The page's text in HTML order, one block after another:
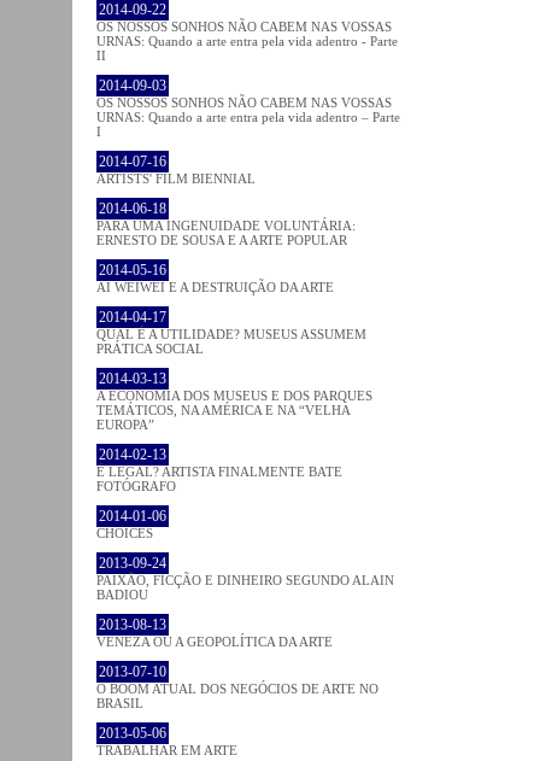
2014-09-22
OS NOSSOS SONHOS NÃO CABEM NAS VOSSAS
URNAS: Quando a arte entra pela vida adentro - Parte
II
2014-09-03
OS NOSSOS SONHOS NÃO CABEM NAS VOSSAS
URNAS: Quando a arte entra pela vida adentro – Parte
I
2014-07-16
ARTISTS' FILM BIENNIAL
2014-06-18
PARA UMA INGENUIDADE VOLUNTÁRIA:
ERNESTO DE SOUSA E A ARTE POPULAR
2014-05-16
AI WEIWEI E A DESTRUIÇÃO DA ARTE
2014-04-17
QUAL É A UTILIDADE? MUSEUS ASSUMEM
PRÁTICA SOCIAL
2014-03-13
A ECONOMIA DOS MUSEUS E DOS PARQUES
TEMÁTICOS, NA AMÉRICA E NA “VELHA
EUROPA”
2014-02-13
É LEGAL? ARTISTA FINALMENTE BATE
FOTÓGRAFO
2014-01-06
CHOICES
2013-09-24
PAIXÃO, FICÇÃO E DINHEIRO SEGUNDO ALAIN
BADIOU
2013-08-13
VENEZA OU A GEOPOLÍTICA DA ARTE
2013-07-10
O BOOM ATUAL DOS NEGÓCIOS DE ARTE NO
BRASIL
2013-05-06
TRABALHAR EM ARTE